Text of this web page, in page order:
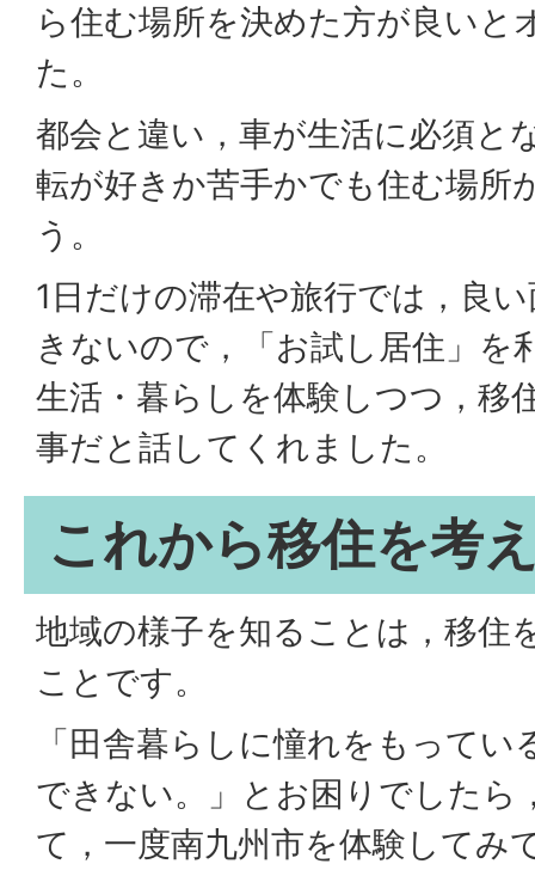
ら住む場所を決めた方が良いと
た。
都会と違い，車が生活に必須と
転が好きか苦手かでも住む場所
う。
1日だけの滞在や旅行では，良
きないので，「お試し居住」を
生活・暮らしを体験しつつ，移
事だと話してくれました。
これから移住を考
地域の様子を知ることは，移住
ことです。
「田舎暮らしに憧れをもって
できない。」とお困りでしたら
て，一度南九州市を体験してみ